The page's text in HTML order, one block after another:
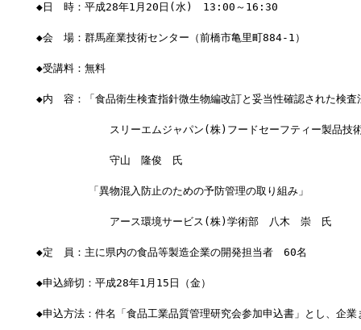
◆日　時：平成28年1月20日(水)　13:00～16:30
◆会　場：群馬産業技術センター（前橋市亀里町884-1）
◆受講料：無料
◆内　容：「食品衛生検査指針微生物編改訂と妥当性確認された検
スリーエムジャパン(株)フードセーフティー製品技
守山　隆俊　氏
「異物混入防止のための予防管理の取り組み」
アース環境サービス(株)学術部　八木　崇　氏
◆定　員：主に県内の食品等製造企業の開発担当者　60名
◆申込締切：平成28年1月15日（金）
◆申込方法：件名「食品工業品質管理研究会参加申込書」とし、企業